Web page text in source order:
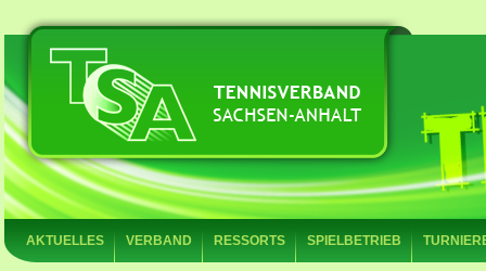
AKTUELLES VERBAND RESSORTS SPIELBETRIEB